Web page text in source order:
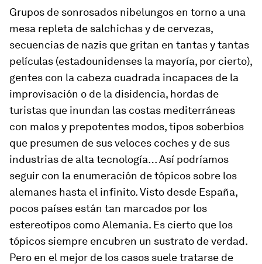
Grupos de sonrosados nibelungos en torno a una
mesa repleta de salchichas y de cervezas,
secuencias de nazis que gritan en tantas y tantas
películas (estadounidenses la mayoría, por cierto),
gentes con la cabeza cuadrada incapaces de la
improvisación o de la disidencia, hordas de
turistas que inundan las costas mediterráneas
con malos y prepotentes modos, tipos soberbios
que presumen de sus veloces coches y de sus
industrias de alta tecnología… Así podríamos
seguir con la enumeración de tópicos sobre los
alemanes hasta el infinito. Visto desde España,
pocos países están tan marcados por los
estereotipos como Alemania. Es cierto que los
tópicos siempre encubren un sustrato de verdad.
Pero en el mejor de los casos suele tratarse de